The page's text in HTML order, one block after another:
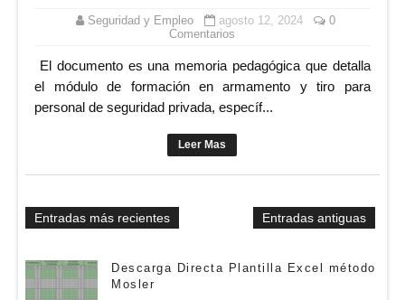
Seguridad y Empleo agosto 12, 2024
0
Comentarios
El documento es una memoria pedagógica que detalla
el módulo de formación en armamento y tiro para
personal de seguridad privada, específ...
Leer Mas
Entradas más recientes Entradas antiguas
Descarga Directa Plantilla Excel método
Mosler